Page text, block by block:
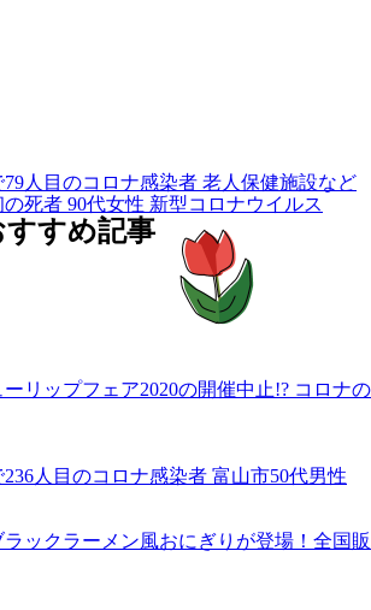
79人目のコロナ感染者 老人保健施設など
の死者 90代女性 新型コロナウイルス
すすめ記事
ーリップフェア2020の開催中止!? コロナの
236人目のコロナ感染者 富山市50代男性
ックラーメン風おにぎりが登場！全国販